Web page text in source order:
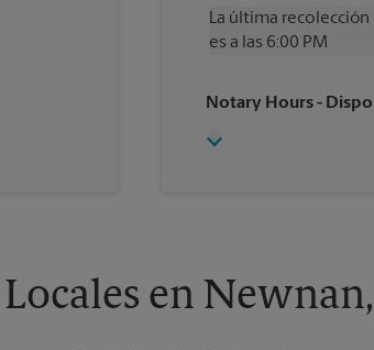
Sábado
1:00
Domingo
Sin
La última recolección
es a las 6:00 PM
Jueves
6:00
Viernes
Notary Hours-
en